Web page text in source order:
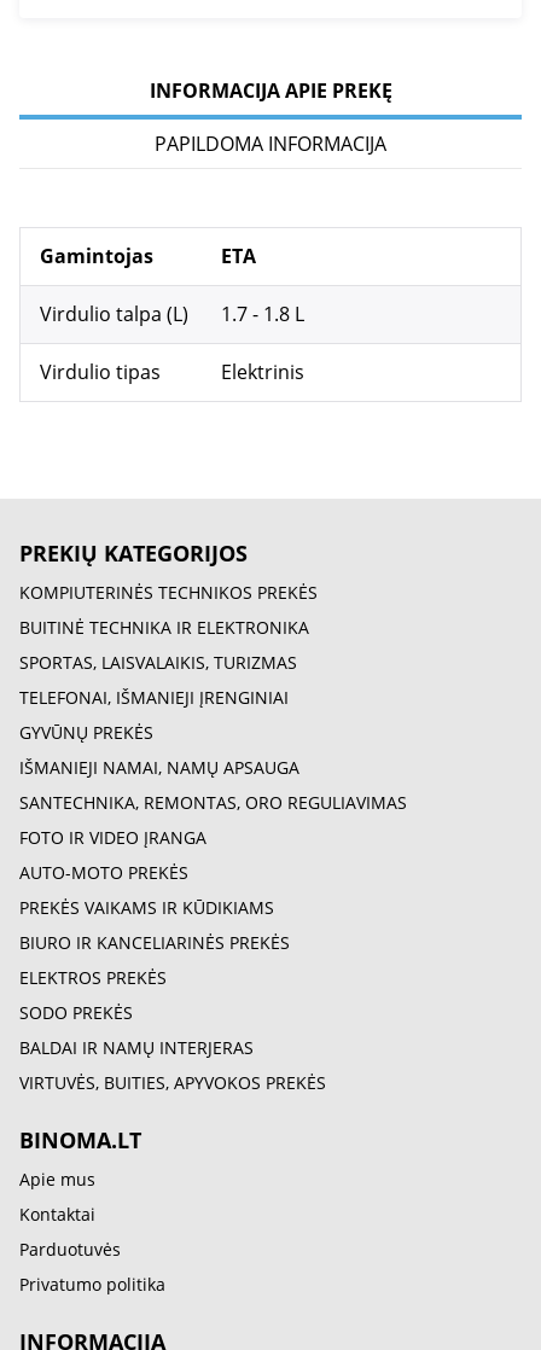
INFORMACIJA APIE PREKĘ
PAPILDOMA INFORMACIJA
Gamintojas ETA
Virdulio talpa (L) 1.7 - 1.8 L
Virdulio tipas Elektrinis
PREKIŲ KATEGORIJOS
KOMPIUTERINĖS TECHNIKOS PREKĖS
BUITINĖ TECHNIKA IR ELEKTRONIKA
SPORTAS, LAISVALAIKIS, TURIZMAS
TELEFONAI, IŠMANIEJI ĮRENGINIAI
GYVŪNŲ PREKĖS
IŠMANIEJI NAMAI, NAMŲ APSAUGA
SANTECHNIKA, REMONTAS, ORO REGULIAVIMAS
FOTO IR VIDEO ĮRANGA
AUTO-MOTO PREKĖS
PREKĖS VAIKAMS IR KŪDIKIAMS
BIURO IR KANCELIARINĖS PREKĖS
ELEKTROS PREKĖS
SODO PREKĖS
BALDAI IR NAMŲ INTERJERAS
VIRTUVĖS, BUITIES, APYVOKOS PREKĖS
BINOMA.LT
Apie mus
Kontaktai
Parduotuvės
Privatumo politika
INFORMACIJA